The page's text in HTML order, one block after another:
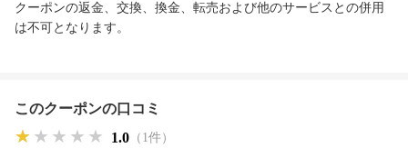
クーポンの返金、交換、換金、転売および他のサービスとの併用
は不可となります。
このクーポンの口コミ
★★★★★
★★★★★
★★★★★ 1.0 （1件）